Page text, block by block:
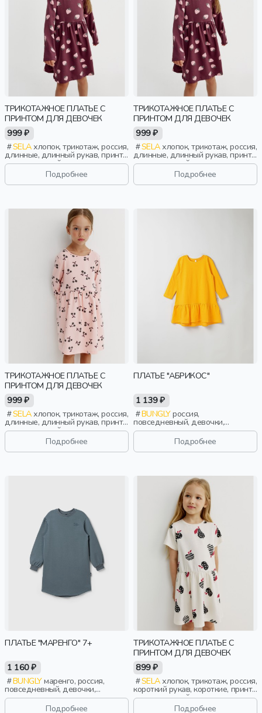
ТРИКОТАЖНОЕ ПЛАТЬЕ С
ПРИНТОМ ДЛЯ ДЕВОЧЕК
999 ₽
SELAхлопок, трикотаж, россия,
длинные, длинный рукав, принт,
вырез, круглый вырез,
эластичные, повседневный,
девочки, детиПодробнее
ТРИКОТАЖНОЕ ПЛАТЬЕ С
ПРИНТОМ ДЛЯ ДЕВОЧЕК
999 ₽
SELAхлопок, трикотаж, россия,
длинные, длинный рукав, принт,
вырез, круглый вырез,
эластичные, повседневный,
девочки, детиПодробнее
ТРИКОТАЖНОЕ ПЛАТЬЕ С
ПРИНТОМ ДЛЯ ДЕВОЧЕК
999 ₽
SELAхлопок, трикотаж, россия,
длинные, длинный рукав, принт,
вырез, круглый вырез,
эластичные, повседневный,
девочки, детиПодробнее
ПЛАТЬЕ "АБРИКОС"
1 139 ₽
BUNGLYроссия,
повседневный, девочки,
малыши, дошкольники, дети
Подробнее
ПЛАТЬЕ "МАРЕНГО" 7+
1 160 ₽
BUNGLYмаренго, россия,
повседневный, девочки,
школьники, подростки, дети
Подробнее
ТРИКОТАЖНОЕ ПЛАТЬЕ С
ПРИНТОМ ДЛЯ ДЕВОЧЕК
899 ₽
SELAхлопок, трикотаж, россия,
короткий рукав, короткие, принт,
вырез, круглый вырез,
эластичные, повседневный,
Подробнее